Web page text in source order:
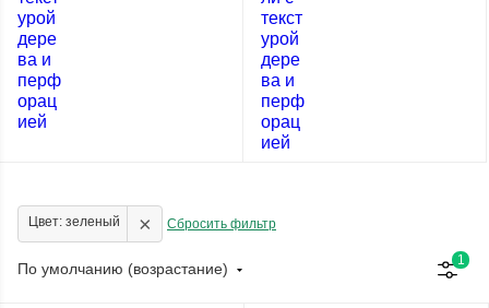
Цвет: зеленый × Сбросить фильтр
По умолчанию (возрастание) 1